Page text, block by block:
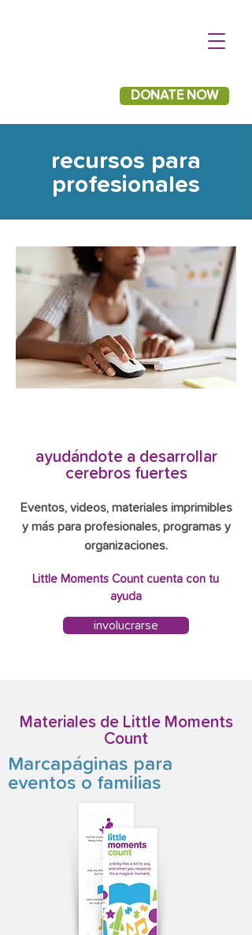
DONATE NOW
recursos para
profesionales
ayudándote a desarrollar
cerebros fuertes
Eventos, videos, materiales imprimibles
y más para profesionales, programas y
organizaciones.
Little Moments Count cuenta con tu
ayuda
involucrarse
Materiales de Little Moments
Count
Marcapáginas para
eventos o familias